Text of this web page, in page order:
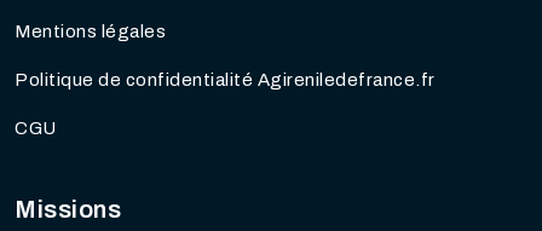
Mentions légales
Politique de confidentialité Agireniledefrance.fr
CGU
Missions